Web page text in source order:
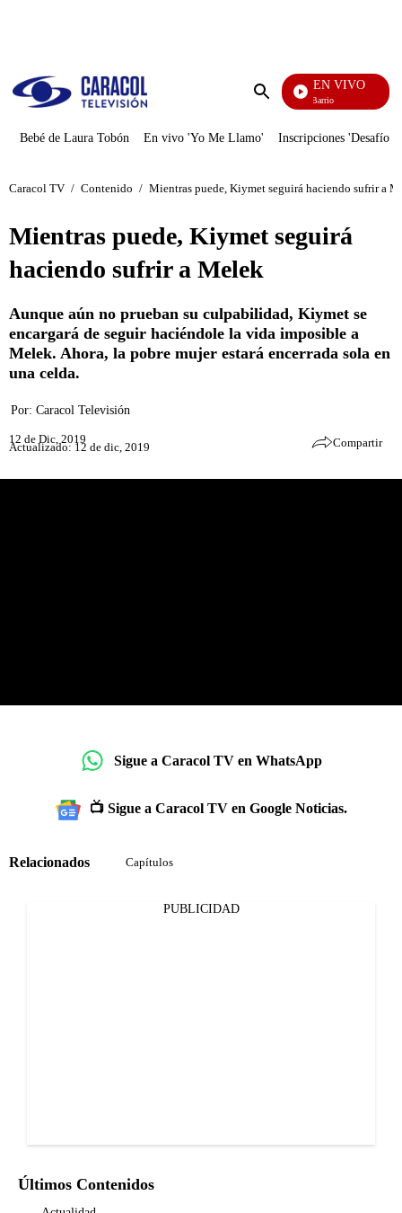
Enviar
EN VIVO
María La Del Barrio
Bebé de Laura Tobón En vivo 'Yo Me Llamo' Inscripciones 'Desafío'
Caracol TV / Contenido / Mientras puede, Kiymet seguirá haciendo sufrir a
Mientras puede, Kiymet seguirá
haciendo sufrir a Melek
Aunque aún no prueban su culpabilidad, Kiymet se
encargará de seguir haciéndole la vida imposible a
Melek. Ahora, la pobre mujer estará encerrada sola en
una celda.
Por: Caracol Televisión
12 de Dic, 2019
Actualizado: 12 de dic, 2019 Compartir
Sigue a Caracol TV en WhatsApp
📺 Sigue a Caracol TV en Google Noticias.
Relacionados Capítulos
PUBLICIDAD
Últimos Contenidos